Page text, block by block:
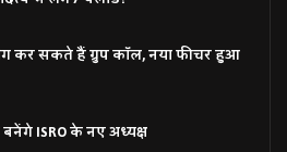
कर सकते हैं ग्रुप कॉल, नया फीचर हुआ
ISRO के नए अध्यक्ष